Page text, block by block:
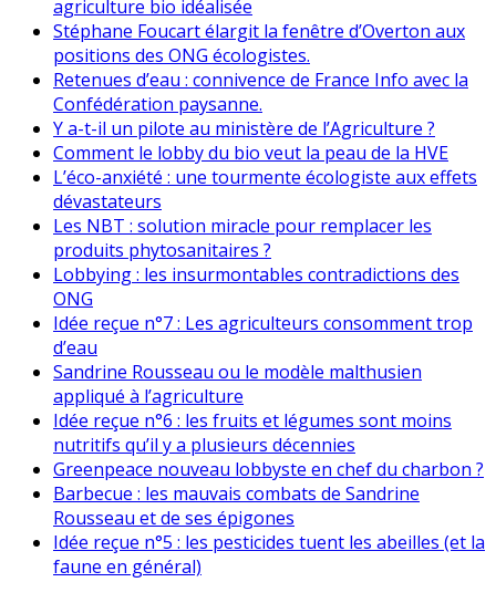
agriculture bio idéalisée
Stéphane Foucart élargit la fenêtre d’Overton aux
positions des ONG écologistes.
Retenues d’eau : connivence de France Info avec la
Confédération paysanne.
Y a-t-il un pilote au ministère de l’Agriculture ?
Comment le lobby du bio veut la peau de la HVE
L’éco-anxiété : une tourmente écologiste aux effets
dévastateurs
Les NBT : solution miracle pour remplacer les
produits phytosanitaires ?
Lobbying : les insurmontables contradictions des
ONG
Idée reçue n°7 : Les agriculteurs consomment trop
d’eau
Sandrine Rousseau ou le modèle malthusien
appliqué à l’agriculture
Idée reçue n°6 : les fruits et légumes sont moins
nutritifs qu’il y a plusieurs décennies
Greenpeace nouveau lobbyste en chef du charbon ?
Barbecue : les mauvais combats de Sandrine
Rousseau et de ses épigones
Idée reçue n°5 : les pesticides tuent les abeilles (et la
faune en général)